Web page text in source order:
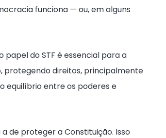
funciona — ou, em alguns
do STF é essencial para a
protegendo direitos, principalmente
equilíbrio entre os poderes e
de proteger a Constituição. Isso